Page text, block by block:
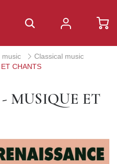
music
Classical music
CHANTS
MUSIQUE ET